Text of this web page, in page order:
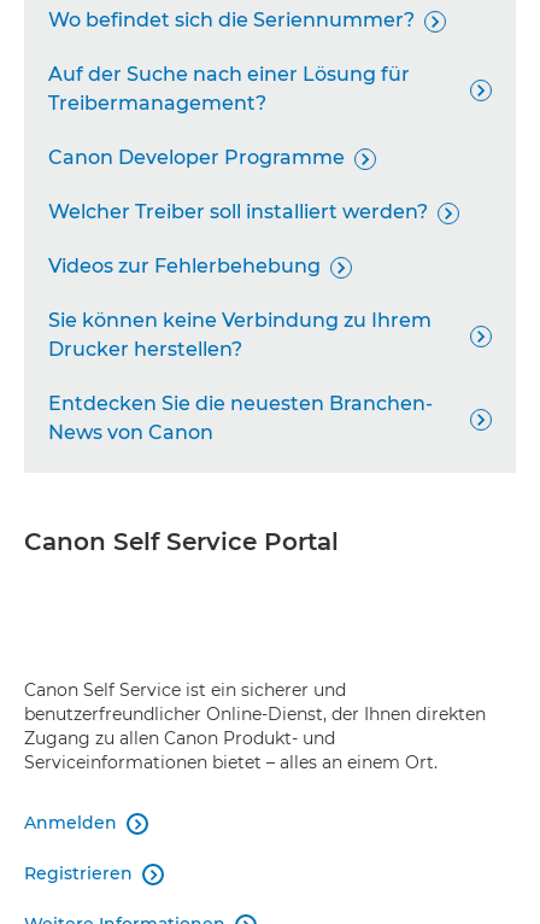
Wo befindet sich die Seriennummer? 
Auf der Suche nach einer Lösung für
Treibermanagement?

Canon Developer Programme 
Welcher Treiber soll installiert werden? 
Videos zur Fehlerbehebung 
Sie können keine Verbindung zu Ihrem
Drucker herstellen?

Entdecken Sie die neuesten Branchen-
News von Canon

Canon Self Service Portal
Canon Self Service ist ein sicherer und
benutzerfreundlicher Online-Dienst, der Ihnen direkten
Zugang zu allen Canon Produkt- und
Serviceinformationen bietet – alles an einem Ort.
Anmelden 
Registrieren 